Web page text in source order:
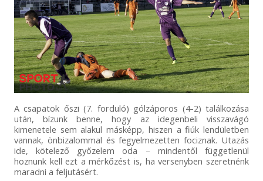
A csapatok őszi (7. forduló) gólzáporos (4-2) találkozása
után, bízunk benne, hogy az idegenbeli visszavágó
kimenetele sem alakul másképp, hiszen a fiúk lendületben
vannak, önbizalommal és fegyelmezetten fociznak. Utazás
ide, kötelező győzelem oda – mindentől függetlenül
hoznunk kell ezt a mérkőzést is, ha versenyben szeretnénk
maradni a feljutásért.